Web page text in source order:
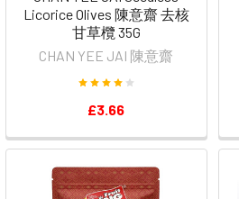
Licorice Olives 陳意齋 去核
甘草欖 35G
CHAN YEE JAI 陳意齋
£3.66